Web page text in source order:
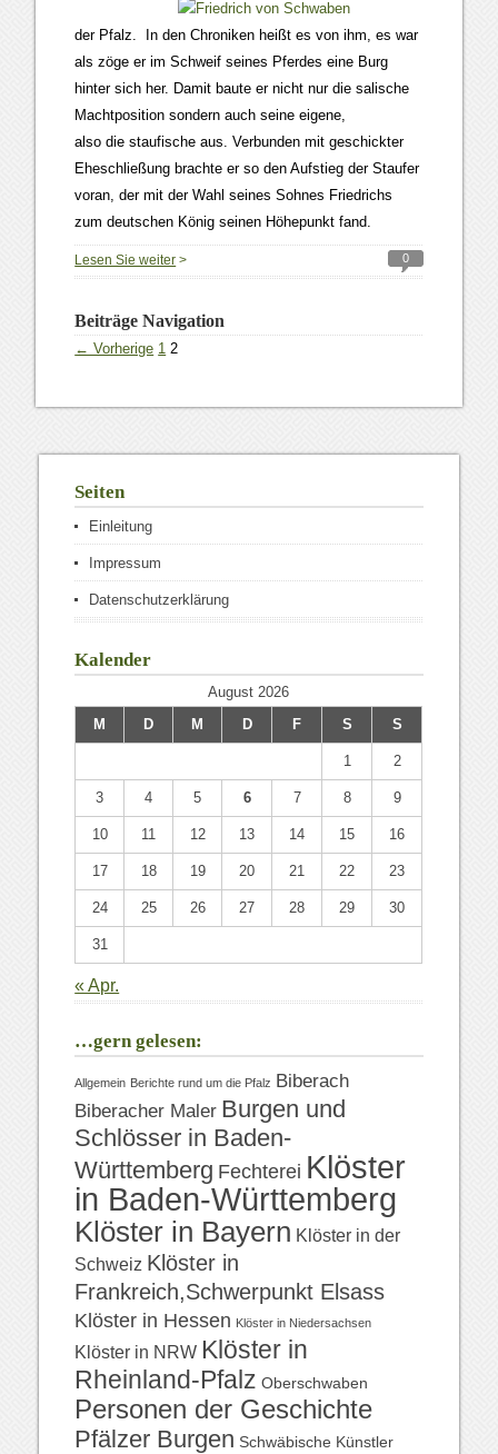
der Pfalz. In den Chroniken heißt es von ihm, es war
als zöge er im Schweif seines Pferdes eine Burg
hinter sich her. Damit baute er nicht nur die salische
Machtposition sondern auch seine eigene,
also die staufische aus. Verbunden mit geschickter
Eheschließung brachte er so den Aufstieg der Staufer
voran, der mit der Wahl seines Sohnes Friedrichs
zum deutschen König seinen Höhepunkt fand.
Lesen Sie weiter > 0
Beiträge Navigation
← Vorherige 1 2
Seiten
Einleitung
Impressum
Datenschutzerklärung
Kalender
August 2026
M
D M D F S S
1 2
3 4 5 6 7 8 9
10 11 12 13 14 15 16
17 18 19 20 21 22 23
24 25 26 27 28 29 30
31
« Apr.
…gern gelesen:
Allgemein Berichte rund um die Pfalz Biberach
Biberacher Maler Burgen und
Schlösser in Baden-
Württemberg Fechterei Klöster
in Baden-Württemberg
Klöster in Bayern Klöster in der
Schweiz Klöster in
Frankreich,Schwerpunkt Elsass
Klöster in Hessen Klöster in Niedersachsen
Klöster in NRW Klöster in
Rheinland-Pfalz Oberschwaben
Personen der Geschichte
Pfälzer Burgen Schwäbische Künstler